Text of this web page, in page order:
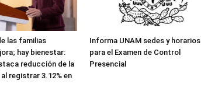
las familias
hay bienestar:
reducción de la
registrar 3.12% en
Informa UNAM sedes y horarios
para el Examen de Control
Presencial